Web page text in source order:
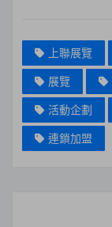
上聯展覽
展覽
活動企劃
連鎖加盟